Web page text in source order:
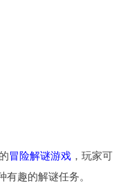
冒险解谜游戏 ，玩家可
趣的解谜任务。